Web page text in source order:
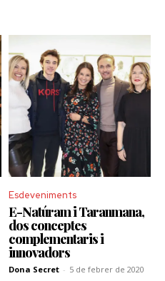
Esdeveniments
E-Natúram i Taranmana,
dos conceptes
complementaris i
innovadors
Dona Secret - 5 de febrer de 2020